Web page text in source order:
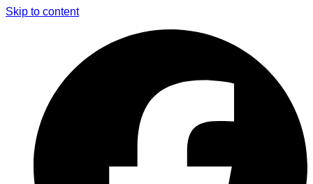
Skip to content